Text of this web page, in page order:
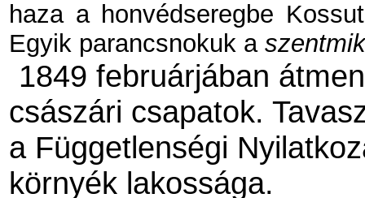
haza a honvédseregbe
Egyik parancsnokuk a
1849 februárjában
császári csapatok.
a Függetlenségi
környék lakossága.